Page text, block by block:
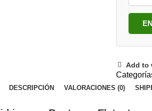
Add to
DESCRIPCIÓN VALORACIONES (0)